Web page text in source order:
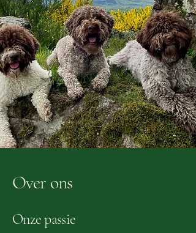
Over ons
Onze passie